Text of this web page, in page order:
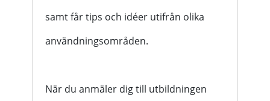
samt får tips och idéer utifrån olika
användningsområden.
När du anmäler dig till utbildningen